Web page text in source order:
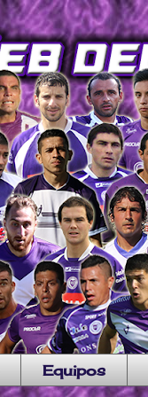
Equipos